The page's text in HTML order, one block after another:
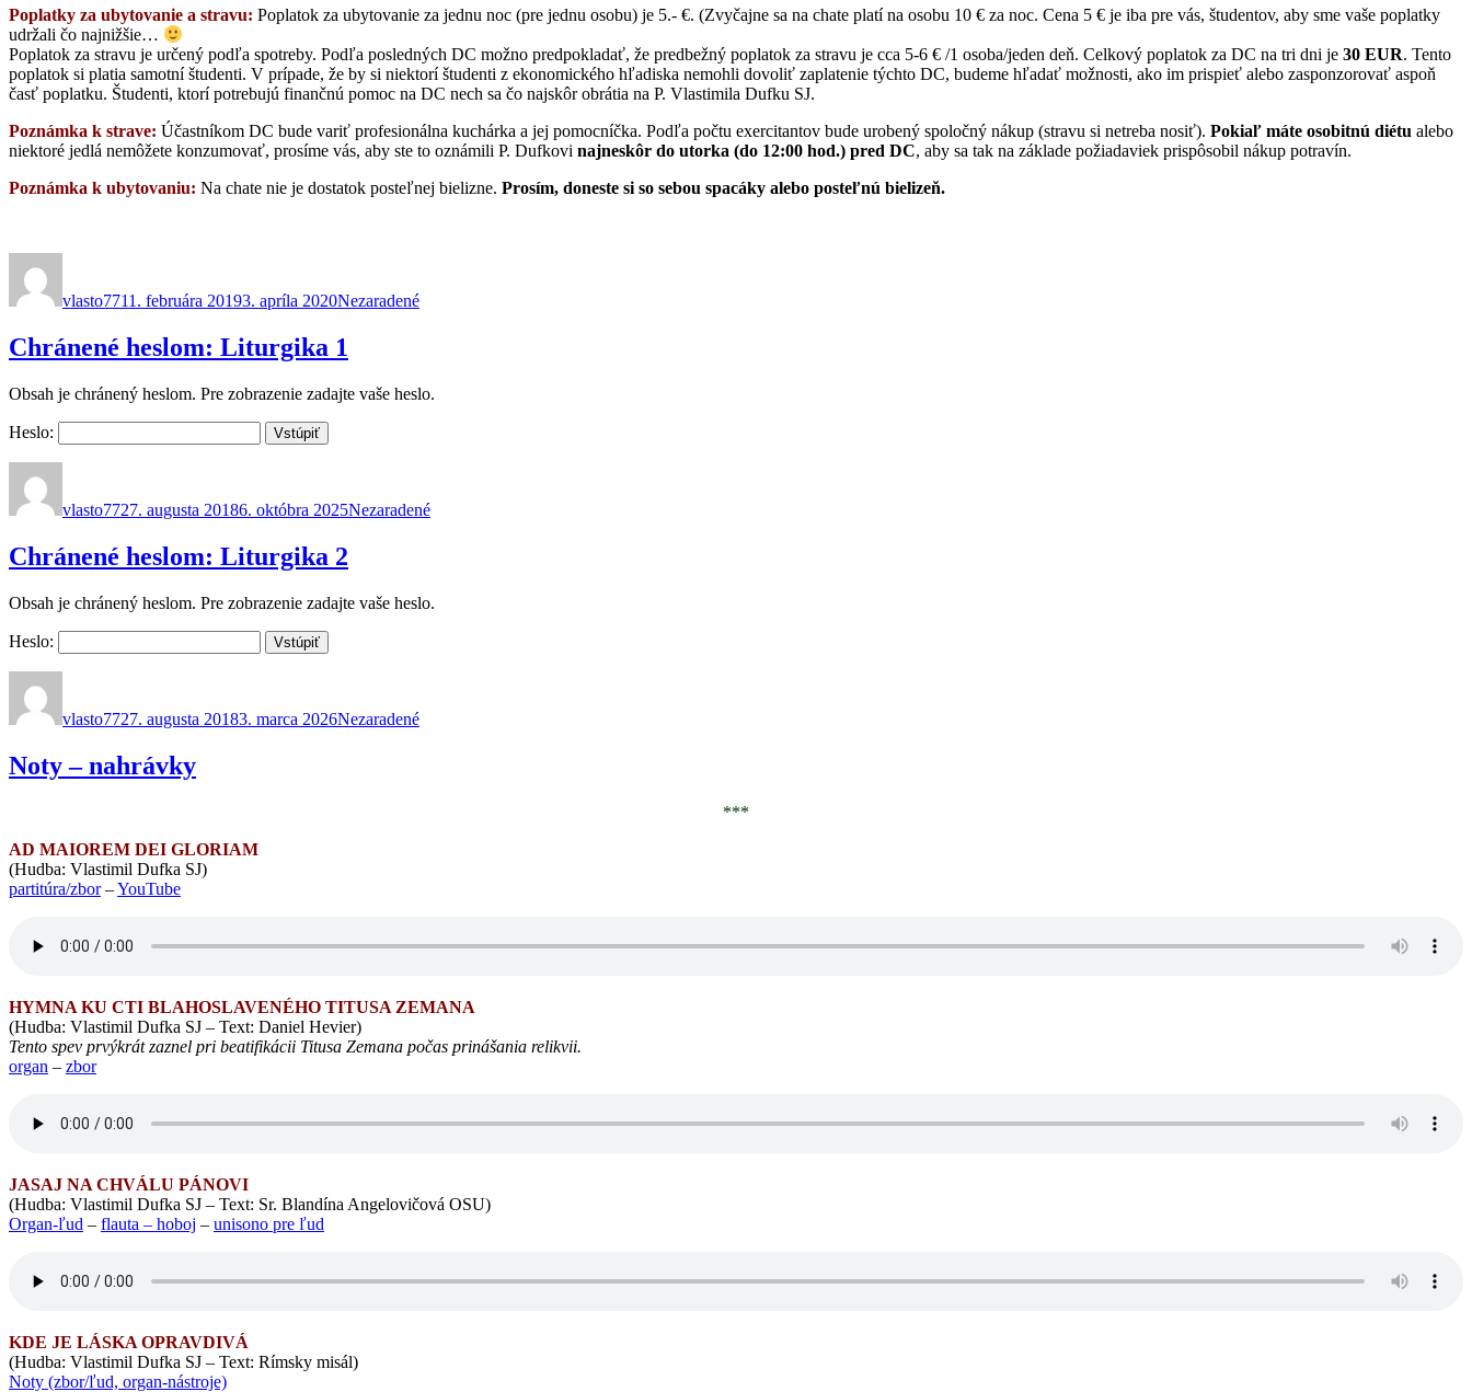
Poplatky za ubytovanie a stravu: Poplatok za ubytovanie za jednu noc (pre jednu osobu) je 5.- €. (Zvyčajne sa na chate platí na osobu 10 € za noc. Cena 5 € je iba pre vás, študentov, aby sme vaše poplatky
udržali čo najnižšie…
Poplatok za stravu je určený podľa spotreby. Podľa posledných DC možno predpokladať, že predbežný poplatok za stravu je cca 5-6 € /1 osoba/jeden deň. Celkový poplatok za DC na tri dni je 30 EUR. Tento
poplatok si platia samotní študenti. V prípade, že by si niektorí študenti z ekonomického hľadiska nemohli dovoliť zaplatenie týchto DC, budeme hľadať možnosti, ako im prispieť alebo zasponzorovať aspoň
časť poplatku. Študenti, ktorí potrebujú finančnú pomoc na DC nech sa čo najskôr obrátia na P. Vlastimila Dufku SJ.
Poznámka k strave: Účastníkom DC bude variť profesionálna kuchárka a jej pomocníčka. Podľa počtu exercitantov bude urobený spoločný nákup (stravu si netreba nosiť). Pokiaľ máte osobitnú diétu alebo
niektoré jedlá nemôžete konzumovať, prosíme vás, aby ste to oznámili P. Dufkovi najneskôr do utorka (do 12:00 hod.) pred DC, aby sa tak na základe požiadaviek prispôsobil nákup potravín.
Poznámka k ubytovaniu: Na chate nie je dostatok posteľnej bielizne. Prosím, doneste si so sebou spacáky alebo posteľnú bielizeň.
vlasto7711. februára 20193. apríla 2020Nezaradené
Chránené heslom: Liturgika 1
Obsah je chránený heslom. Pre zobrazenie zadajte vaše heslo.
Heslo:
vlasto7727. augusta 20186. októbra 2025Nezaradené
Chránené heslom: Liturgika 2
Obsah je chránený heslom. Pre zobrazenie zadajte vaše heslo.
Heslo:
vlasto7727. augusta 20183. marca 2026Nezaradené
Noty – nahrávky
***
AD MAIOREM DEI GLORIAM
(Hudba: Vlastimil Dufka SJ)
partitúra/zbor–YouTube
HYMNA KU CTI BLAHOSLAVENÉHO TITUSA ZEMANA
(Hudba: Vlastimil Dufka SJ – Text: Daniel Hevier)
Tento spev prvýkrát zaznel pri beatifikácii Titusa Zemana počas prinášania relikvii.
organ – zbor
JASAJ NA CHVÁLU PÁNOVI
(Hudba: Vlastimil Dufka SJ – Text: Sr. Blandína Angelovičová OSU)
Organ-ľud – flauta – hoboj – unisono pre ľud
KDE JE LÁSKA OPRAVDIVÁ
(Hudba: Vlastimil Dufka SJ – Text: Rímsky misál)
Noty (zbor/ľud, organ-nástroje)